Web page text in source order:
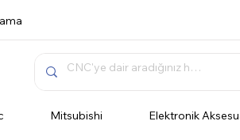
Mitsubishi Elektronik